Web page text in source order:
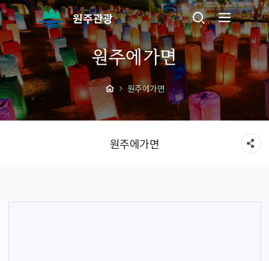
원주관광
원주에가면
원주에가면
원주에가면